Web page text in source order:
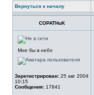
Вернуться к началу
COPATHuK
Мне бы в небо
Зарегистрирован: 25 авг 2004
10:15
Сообщения: 17841